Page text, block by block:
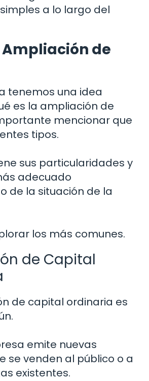
a lo largo del
Ampliación de
tenemos una idea
es la ampliación de
mencionar que
tipos.
sus particularidades y
adecuado
de la situación de la
los más comunes.
de Capital
de capital ordinaria es
emite nuevas
se venden al público o a
existentes.